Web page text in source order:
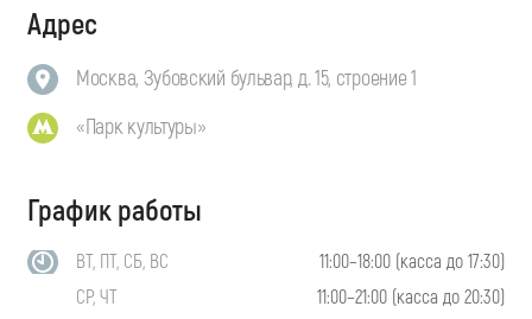
Адрес
Москва, Зубовский бульвар, д. 15, строение 1
«Парк культуры»
График работы
ВТ, ПТ, СБ, ВС
11:00–18:00 (касса до 17:30)
СР, ЧТ
11:00–21:00 (касса до 20:30)